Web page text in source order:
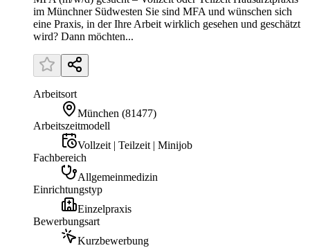
im Münchner Südwesten Sie sind MFA und wünschen sich
eine Praxis, in der Ihre Arbeit wirklich gesehen und geschätzt
wird? Dann möchten...
Arbeitsort
München (81477)
Arbeitszeitmodell
Vollzeit | Teilzeit | Minijob
Fachbereich
Allgemeinmedizin
Einrichtungstyp
Einzelpraxis
Bewerbungsart
Kurzbewerbung